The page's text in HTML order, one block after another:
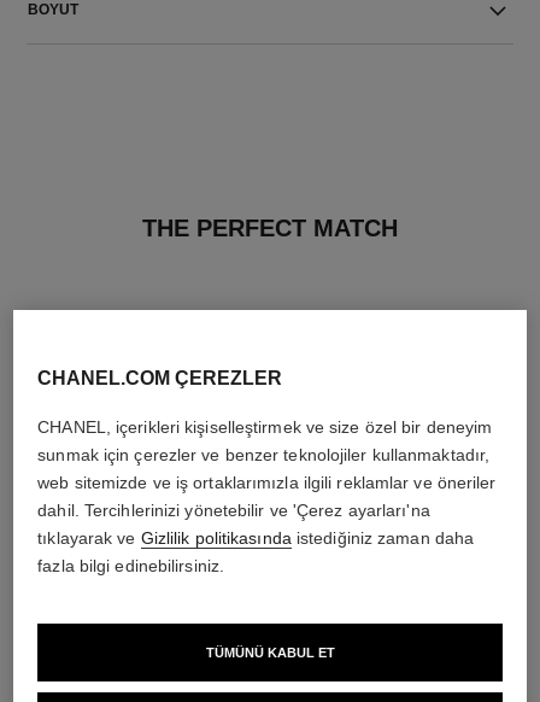
BOYUT
THE PERFECT MATCH
Smooths Wrinkles - Firms -
Lifting Effect
Nemlendi̇ri̇ci̇ Vücut Losyonu
Ref. 113850
3 950 try*
CHANEL.COM ÇEREZLER
CHANEL, içerikleri kişiselleştirmek ve size özel bir deneyim
sunmak için çerezler ve benzer teknolojiler kullanmaktadır,
web sitemizde ve iş ortaklarımızla ilgili reklamlar ve öneriler
dahil. Tercihlerinizi yönetebilir ve 'Çerez ayarları'na
tıklayarak ve Gizlilik politikasında istediğiniz zaman daha
fazla bilgi edinebilirsiniz.
TÜMÜNÜ KABUL ET